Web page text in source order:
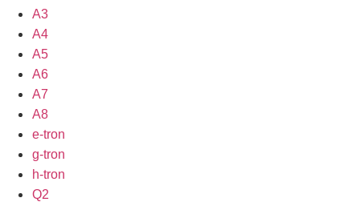
A3
A4
A5
A6
A7
A8
e-tron
g-tron
h-tron
Q2